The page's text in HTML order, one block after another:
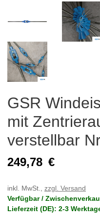
GSR
mit
verstellbar
249,78 €
inkl. MwSt., zzgl. Versand
Verfügbar /
Lieferzeit (DE): 2-3